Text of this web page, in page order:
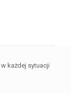
każdej sytuacji